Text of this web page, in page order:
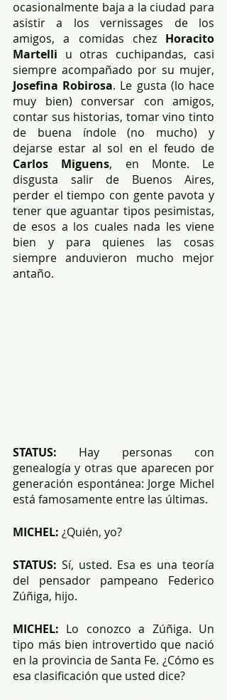
ocasionalmente baja a la ciudad para
asistir a los vernissages de los
amigos, a comidas chez Horacito
Martelli u otras cuchipandas, casi
Josefina Robirosa. Le gusta (lo hace
muy bien) conversar con amigos,
contar sus historias, tomar vino tinto
de buena índole (no mucho) y
Carlos Miguens, en Monte. Le
disgusta salir de Buenos Aires,
perder el tiempo con gente pavota y
tener que aguantar tipos pesimistas,
de esos a los cuales nada les viene
bien y para quienes las cosas
siempre anduvieron mucho mejor
antaño.
STATUS: Hay personas con
genealogía y otras que aparecen por
generación espontánea: Jorge Michel
está famosamente entre las últimas.
MICHEL: ¿Quién, yo?
STATUS: Sí, usted. Esa es una teoría
del pensador pampeano Federico
Zúñiga, hijo.
MICHEL: Lo conozco a Zúñiga. Un
tipo más bien introvertido que nació
en la provincia de Santa Fe. ¿Cómo es
esa clasificación que usted dice?